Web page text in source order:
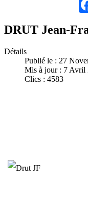
DRUT Jean-
Détails
Publié le : 27
Mis à jour : 7 Avril
Clics : 4583